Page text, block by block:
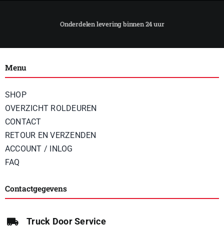
Menu
SHOP
OVERZICHT ROLDEUREN
CONTACT
RETOUR EN VERZENDEN
ACCOUNT / INLOG
FAQ
Contactgegevens
Truck Door Service